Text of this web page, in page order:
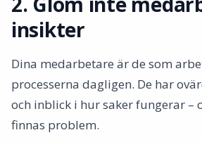
insikter
Dina medarbetare är de som
processerna dagligen. De har
och inblick i hur saker fungerar –
finnas problem.